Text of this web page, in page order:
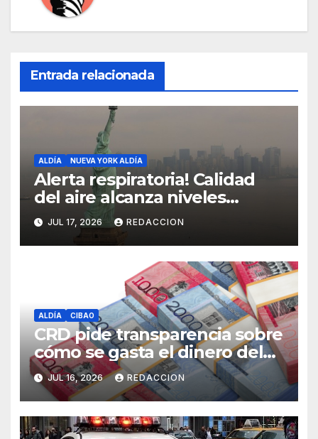
Entrada relacionada
ALDÍA NUEVA YORK ALDÍA
Alerta respiratoria! Calidad
del aire alcanza niveles
peligrosos en NYC
JUL 17, 2026 REDACCION
ALDÍA CIBAO
CRD pide transparencia sobre
cómo se gasta el dinero del
Seguro Familiar de Salud
JUL 16, 2026 REDACCION